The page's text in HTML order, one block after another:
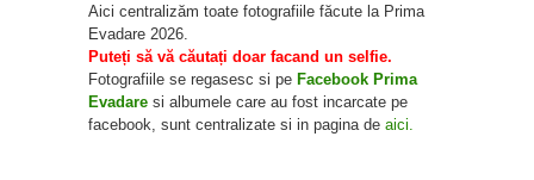
Aici centralizăm toate fotografiile făcute la Prima
Evadare 2026.
Puteți să vă căutați doar facand un selfie.
Fotografiile se regasesc si pe Facebook Prima
Evadare si albumele care au fost incarcate pe
facebook, sunt centralizate si in pagina de aici.